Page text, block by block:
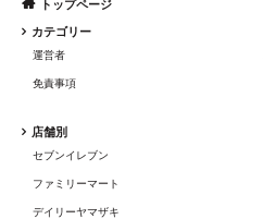
トップページ
カテゴリー
運営者
免責事項
店舗別
セブンイレブン
ファミリーマート
デイリーヤマザキ